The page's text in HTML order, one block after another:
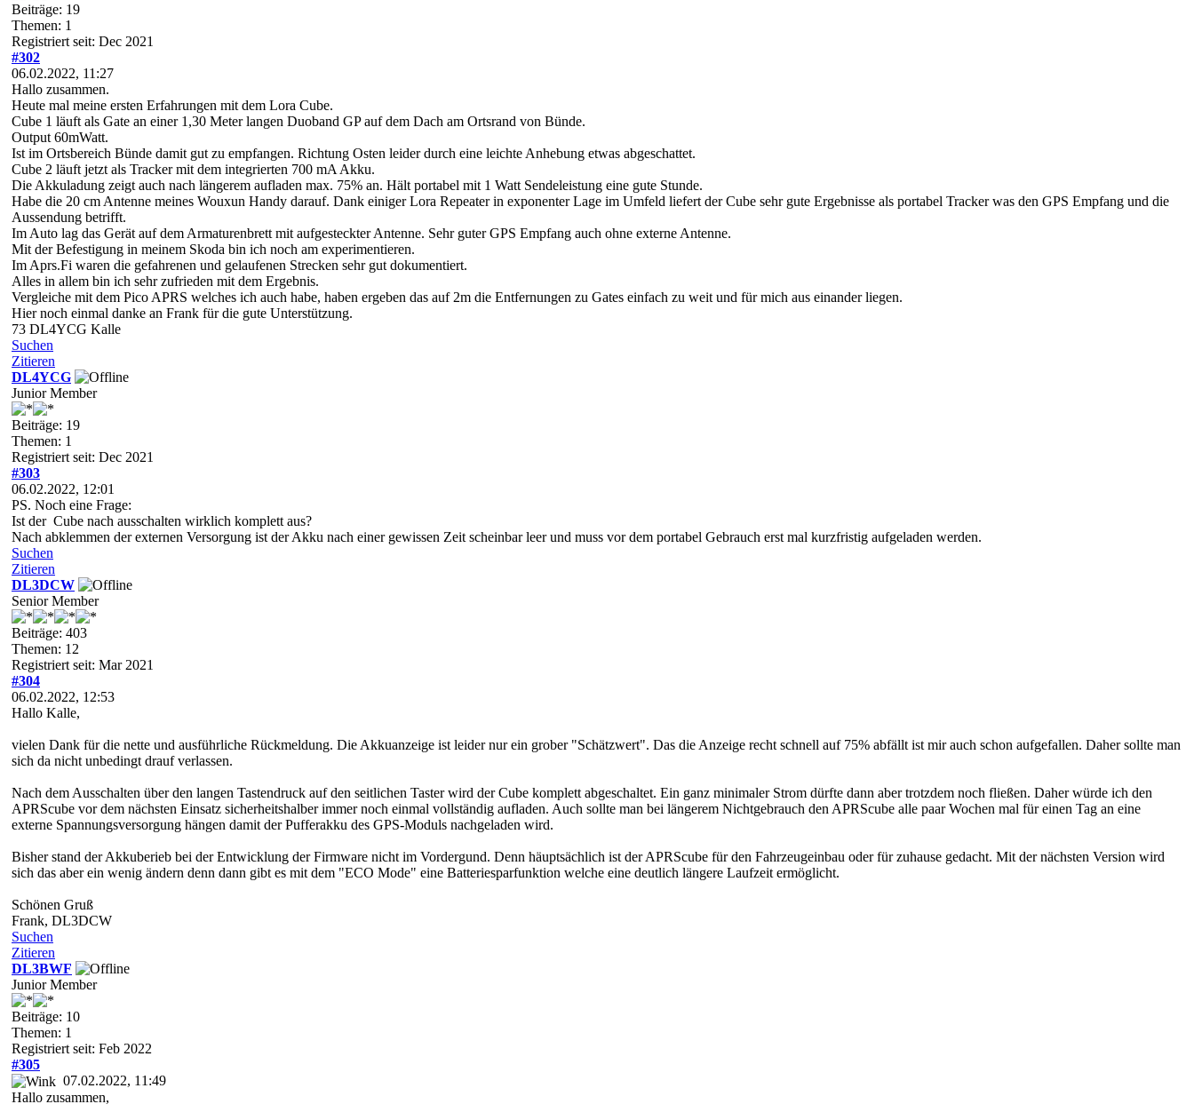
Beiträge: 19
Themen: 1
Registriert seit: Dec 2021
#302
06.02.2022, 11:27
Hallo zusammen.
Heute mal meine ersten Erfahrungen mit dem Lora Cube.
Cube 1 läuft als Gate an einer 1,30 Meter langen Duoband GP auf dem Dach am Ortsrand von Bünde.
Output 60mWatt.
Ist im Ortsbereich Bünde damit gut zu empfangen. Richtung Osten leider durch eine leichte Anhebung etwas abgeschattet.
Cube 2 läuft jetzt als Tracker mit dem integrierten 700 mA Akku.
Die Akkuladung zeigt auch nach längerem aufladen max. 75% an. Hält portabel mit 1 Watt Sendeleistung eine gute Stunde.
Habe die 20 cm Antenne meines Wouxun Handy darauf. Dank einiger Lora Repeater in exponenter Lage im Umfeld liefert der Cube sehr gute Ergebnisse als portabel Tracker was den GPS Empfang und die
Aussendung betrifft.
Im Auto lag das Gerät auf dem Armaturenbrett mit aufgesteckter Antenne. Sehr guter GPS Empfang auch ohne externe Antenne.
Mit der Befestigung in meinem Skoda bin ich noch am experimentieren.
Im Aprs.Fi waren die gefahrenen und gelaufenen Strecken sehr gut dokumentiert.
Alles in allem bin ich sehr zufrieden mit dem Ergebnis.
Vergleiche mit dem Pico APRS welches ich auch habe, haben ergeben das auf 2m die Entfernungen zu Gates einfach zu weit und für mich aus einander liegen.
Hier noch einmal danke an Frank für die gute Unterstützung.
73 DL4YCG Kalle
Suchen
Zitieren
DL4YCG
Junior Member
Beiträge: 19
Themen: 1
Registriert seit: Dec 2021
#303
06.02.2022, 12:01
PS. Noch eine Frage:
Ist der Cube nach ausschalten wirklich komplett aus?
Nach abklemmen der externen Versorgung ist der Akku nach einer gewissen Zeit scheinbar leer und muss vor dem portabel Gebrauch erst mal kurzfristig aufgeladen werden.
Suchen
Zitieren
DL3DCW
Senior Member
Beiträge: 403
Themen: 12
Registriert seit: Mar 2021
#304
06.02.2022, 12:53
Hallo Kalle,
vielen Dank für die nette und ausführliche Rückmeldung. Die Akkuanzeige ist leider nur ein grober "Schätzwert". Das die Anzeige recht schnell auf 75% abfällt ist mir auch schon aufgefallen. Daher sollte man
sich da nicht unbedingt drauf verlassen.
Nach dem Ausschalten über den langen Tastendruck auf den seitlichen Taster wird der Cube komplett abgeschaltet. Ein ganz minimaler Strom dürfte dann aber trotzdem noch fließen. Daher würde ich den
APRScube vor dem nächsten Einsatz sicherheitshalber immer noch einmal vollständig aufladen. Auch sollte man bei längerem Nichtgebrauch den APRScube alle paar Wochen mal für einen Tag an eine
externe Spannungsversorgung hängen damit der Pufferakku des GPS-Moduls nachgeladen wird.
Bisher stand der Akkuberieb bei der Entwicklung der Firmware nicht im Vordergund. Denn häuptsächlich ist der APRScube für den Fahrzeugeinbau oder für zuhause gedacht. Mit der nächsten Version wird
sich das aber ein wenig ändern denn dann gibt es mit dem "ECO Mode" eine Batteriesparfunktion welche eine deutlich längere Laufzeit ermöglicht.
Schönen Gruß
Frank, DL3DCW
Suchen
Zitieren
DL3BWF
Junior Member
Beiträge: 10
Themen: 1
Registriert seit: Feb 2022
#305
07.02.2022, 11:49
Hallo zusammen,